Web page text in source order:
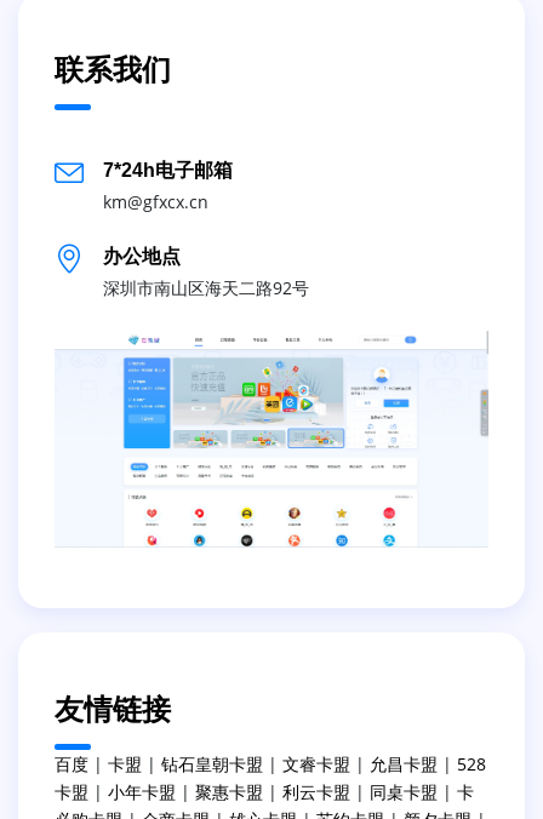
联系我们
7*24h电子邮箱
km@gfxcx.cn
办公地点
深圳市南山区海天二路92号
友情链接
百度 | 卡盟 | 钻石皇朝卡盟 | 文睿卡盟 | 允昌卡盟 | 528
卡盟 | 小年卡盟 | 聚惠卡盟 | 利云卡盟 | 同桌卡盟 | 卡